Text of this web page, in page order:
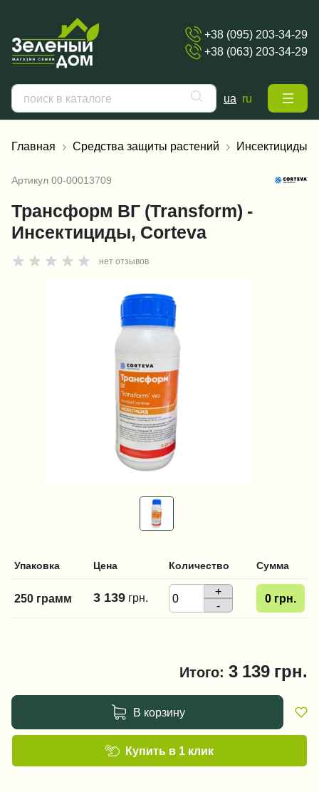
+38 (095) 203-34-29
+38 (063) 203-34-29
ua ru
Главная Средства защиты растений Инсектициды
Артикул 00-00013709
Трансформ ВГ (Transform) -
Инсектициды, Corteva
нет отзывов
Упаковка Цена Количество Сумма
250 грамм 3 139 грн.
+
-
0 грн.
Итого: 3 139 грн.
В корзину
Купить в 1 клик